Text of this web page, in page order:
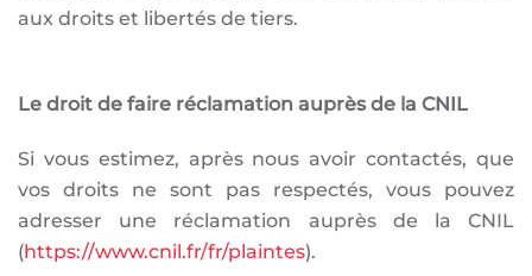
aux droits et libertés de tiers.
Le droit de faire réclamation auprès de la CNIL
Si vous estimez, après nous avoir contactés, que
vos droits ne sont pas respectés, vous pouvez
adresser une réclamation auprès de la CNIL
(https://www.cnil.fr/fr/plaintes).